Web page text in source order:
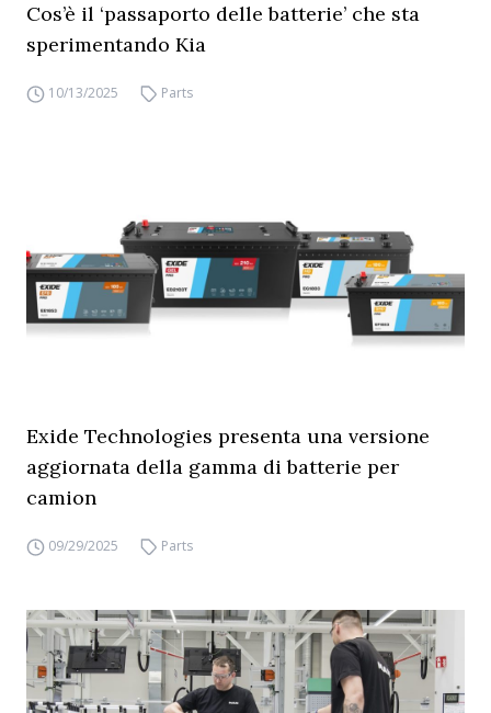
Cos’è il ‘passaporto delle batterie’ che sta
sperimentando Kia
10/13/2025 Parts
Exide Technologies presenta una versione
aggiornata della gamma di batterie per
camion
09/29/2025 Parts